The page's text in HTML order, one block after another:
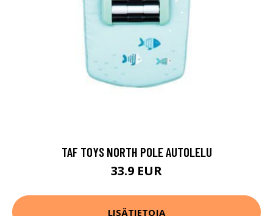
TAF TOYS NORTH POLE AUTOLELU
33.9 EUR
LISÄTIETOJA